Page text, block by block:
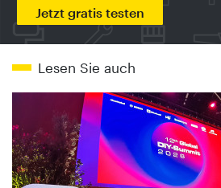
Jetzt gratis testen
Lesen Sie auch